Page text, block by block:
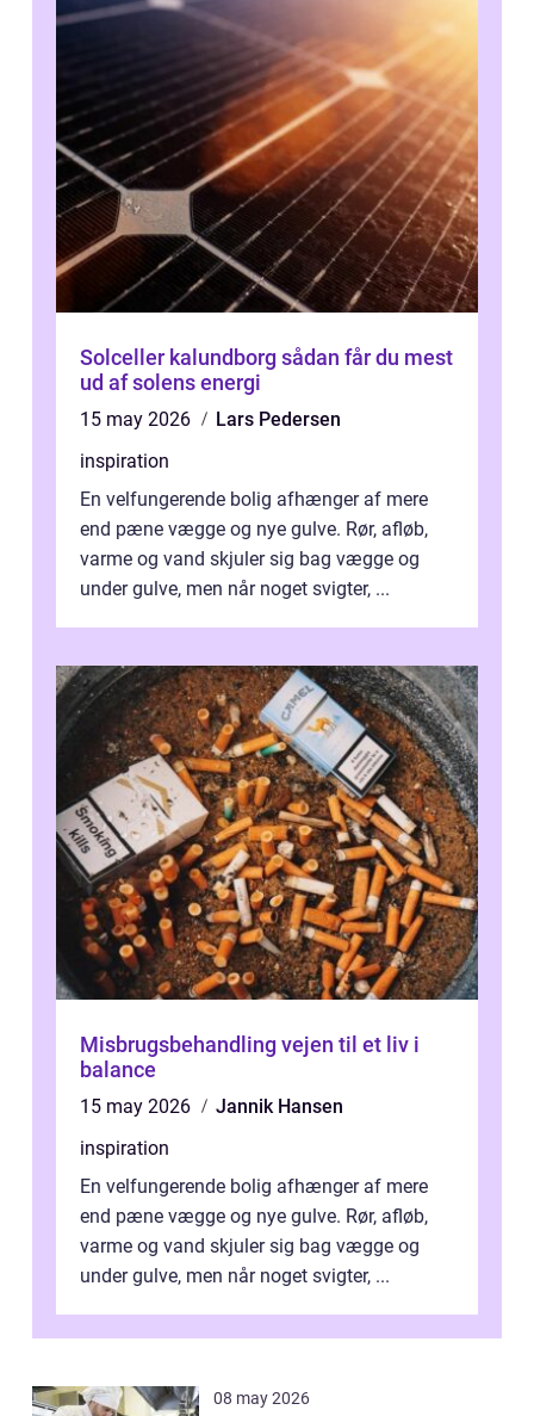
Solceller kalundborg sådan får du mest
ud af solens energi
15 may 2026
Lars Pedersen
inspiration
En velfungerende bolig afhænger af mere
end pæne vægge og nye gulve. Rør, afløb,
varme og vand skjuler sig bag vægge og
under gulve, men når noget svigter, ...
Misbrugsbehandling vejen til et liv i
balance
15 may 2026
Jannik Hansen
inspiration
En velfungerende bolig afhænger af mere
end pæne vægge og nye gulve. Rør, afløb,
varme og vand skjuler sig bag vægge og
under gulve, men når noget svigter, ...
08 may 2026